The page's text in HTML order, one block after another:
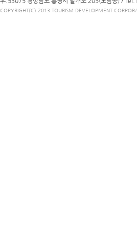
COPYRIGHT(C) 2013 TOURISM DEVELOPMENT